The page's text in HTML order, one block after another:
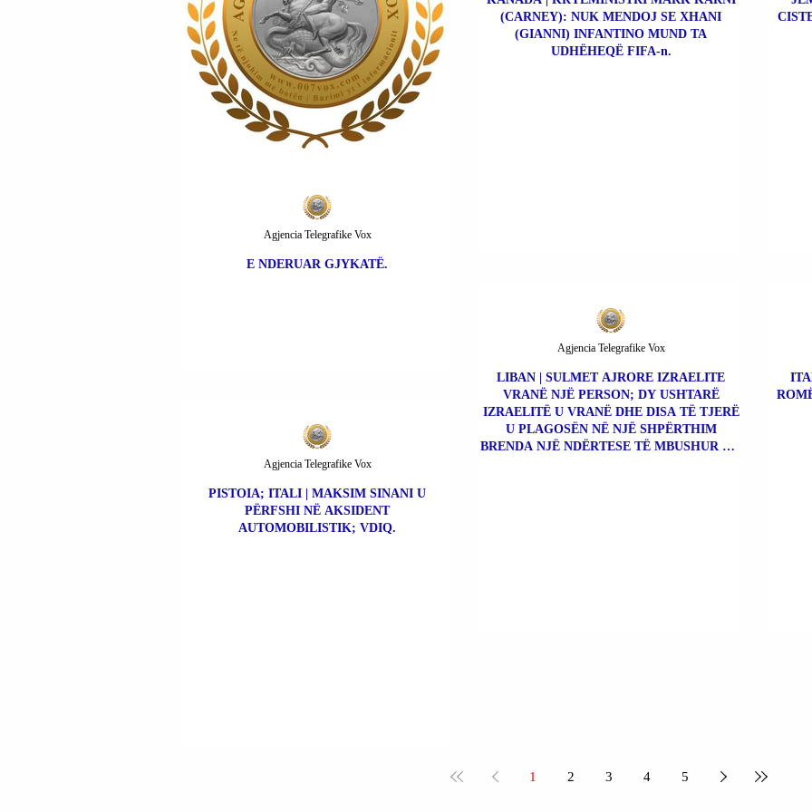
E NDERUAR GJYKATË.
Agjencia Telegrafike Vox
(CARNEY): NUK MENDOJ SE XHANI
(GIANNI) INFANTINO MUND TA
UDHËHEQË FIFA-n.
PISTOIA; ITALI | MAKSIM SINANI U
PËRFSHI NË AKSIDENT
AUTOMOBILISTIK; VDIQ.
Agjencia Telegrafike Vox
LIBAN | SULMET AJRORE IZRAELITE
VRANË NJË PERSON; DY USHTARË
IZRAELITË U VRANË DHE DISA TË TJERË
U PLAGOSËN NË NJË SHPËRTHIM
BRENDA NJË NDËRTESE TË MBUSHUR ME
Agjencia Telegrafike Vox
1 2 3 4 5